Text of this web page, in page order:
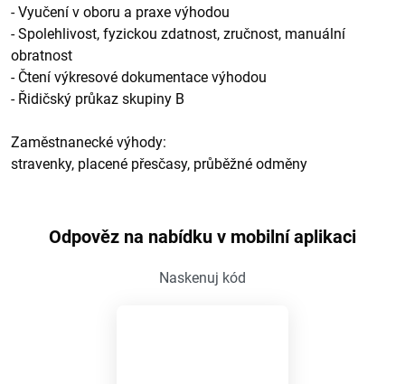
- Vyučení v oboru a praxe výhodou
- Spolehlivost, fyzickou zdatnost, zručnost, manuální
obratnost
- Čtení výkresové dokumentace výhodou
- Řidičský průkaz skupiny B
Zaměstnanecké výhody:
stravenky, placené přesčasy, průběžné odměny
Odpověz na nabídku v mobilní aplikaci
Naskenuj kód